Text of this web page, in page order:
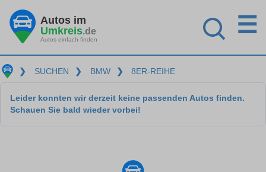
Autos im
Umkreis.de
Autos einfach finden
☰
❯ SUCHEN ❯ BMW ❯ 8ER-REIHE
Leider konnten wir derzeit keine passenden Autos finden.
Schauen Sie bald wieder vorbei!